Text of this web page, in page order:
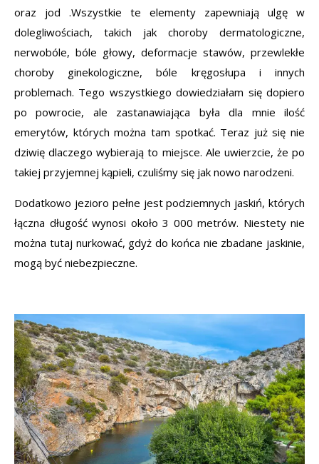
oraz jod .Wszystkie te elementy zapewniają ulgę w
dolegliwościach, takich jak choroby dermatologiczne,
nerwobóle, bóle głowy, deformacje stawów, przewlekłe
choroby ginekologiczne, bóle kręgosłupa i innych
problemach. Tego wszystkiego dowiedziałam się dopiero
po powrocie, ale zastanawiająca była dla mnie ilość
emerytów, których można tam spotkać. Teraz już się nie
dziwię dlaczego wybierają to miejsce. Ale uwierzcie, że po
takiej przyjemnej kąpieli, czuliśmy się jak nowo narodzeni.
Dodatkowo jezioro pełne jest podziemnych jaskiń, których
łączna długość wynosi około 3 000 metrów. Niestety nie
można tutaj nurkować, gdyż do końca nie zbadane jaskinie,
mogą być niebezpieczne.